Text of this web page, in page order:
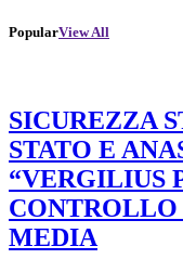
PopularView All
SICUREZZA
STATO E
“VERGILIUS
MEDIA